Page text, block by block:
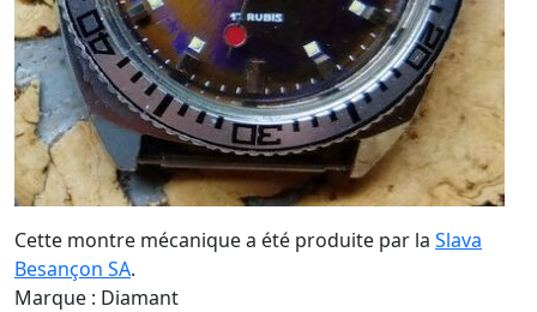
Cette montre mécanique a été produite par la Slava
Besançon SA.
Marque : Diamant